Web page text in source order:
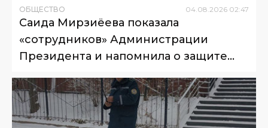
ОБЩЕСТВО 04 08 2026 02:47
Саида Мирзиёева показала
«сотрудников» Администрации
Президента и напомнила о защите